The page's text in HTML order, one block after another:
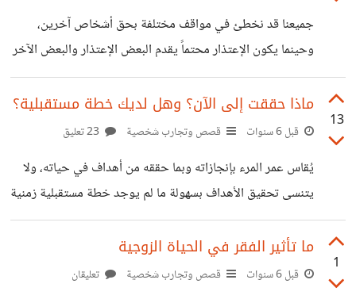
للساعة وأقول: " أوه لقد أخذني الوقت معك وحديثنا لا يُمل، لكن
لدي موعد قد أهملته بسبب مرور الوقت بدون
جميعنا قد نخطئ في مواقف مختلفة بحق أشخاص آخرين،
وحينما يكون الإعتذار محتماً يقدم البعض الإعتذار والبعض الآخر
يرفض ذلك معتبره ضعفاً او انتقاصاً من شخصه أو لسبب آخر. أما
عني فإني لا أجد أي صعوبة بتقديم الإعتذار طالما اقتنعت بأنني
مخطئة في أمرٍ ما حتى من طفلتي ذات الثلاث أعوام. *وأنت ما
انتقاصاً من شخصك؟ أو لأي سببٍ آخر.*
13
ماذا حققت إلى الآن؟ وهل لديك خطة مستقبلية؟
قبل 6 سنوات قصص وتجارب شخصية
يُقاس عمر المرء بإنجازاته وبما حققه من أهداف في حياته، ولا
يتنسى تحقيق الأهداف بسهولة ما لم يوجد خطة مستقبلية زمنية
قصيرة أو طويلة لإنجاز الأهداف. لقد قمت بوضع خطط
مستقبلية ساعدتني على تحقيق مجموعة من الأهداف، حيث
أنني وفي بداية كل عام أحدد ما أود القيام به بدقة بفترات زمنية
1
ما تأثير الفقر في الحياة الزوجية
قبل 6 سنوات قصص وتجارب شخصية تعليقان